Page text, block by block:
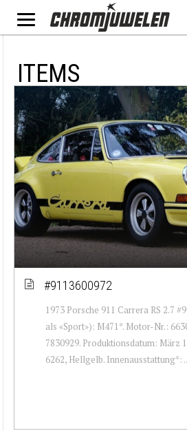
ITEMS
#9113600972
1973 Porsche 911 Carrera RS 2.7
als «Sport»): M471*. Motor-Nr.:
7830929. Produktionsdatum: März
6262, Hellgelb. Innenausstattung*: